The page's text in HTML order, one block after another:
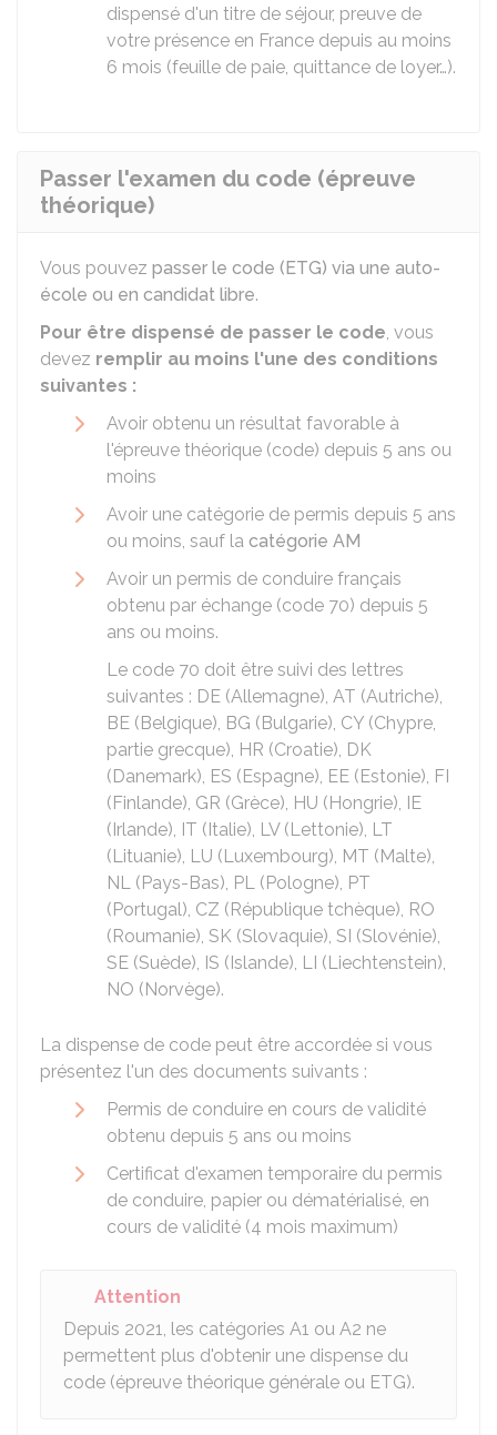
dispensé d'un titre de séjour, preuve de
votre présence en France depuis au moins
6 mois (feuille de paie, quittance de loyer…).
Passer l'examen du code (épreuve
théorique)
Vous pouvez passer le code (ETG) via une auto-
école ou en candidat libre.
Pour être dispensé de passer le code, vous
devez remplir au moins l'une des conditions
suivantes :
Avoir obtenu un résultat favorable à
l'épreuve théorique (code) depuis 5 ans ou
moins
Avoir une catégorie de permis depuis 5 ans
ou moins, sauf la catégorie AM
Avoir un permis de conduire français
obtenu par échange (code 70) depuis 5
ans ou moins.
Le code 70 doit être suivi des lettres
suivantes : DE (Allemagne), AT (Autriche),
BE (Belgique), BG (Bulgarie), CY (Chypre,
partie grecque), HR (Croatie), DK
(Danemark), ES (Espagne), EE (Estonie), FI
(Finlande), GR (Grèce), HU (Hongrie), IE
(Irlande), IT (Italie), LV (Lettonie), LT
(Lituanie), LU (Luxembourg), MT (Malte),
NL (Pays-Bas), PL (Pologne), PT
(Portugal), CZ (République tchèque), RO
(Roumanie), SK (Slovaquie), SI (Slovénie),
SE (Suède), IS (Islande), LI (Liechtenstein),
NO (Norvège).
La dispense de code peut être accordée si vous
présentez l'un des documents suivants :
Permis de conduire en cours de validité
obtenu depuis 5 ans ou moins
Certificat d'examen temporaire du permis
de conduire, papier ou dématérialisé, en
cours de validité (4 mois maximum)
Attention
Depuis 2021, les catégories A1 ou A2 ne
permettent plus d'obtenir une dispense du
code (épreuve théorique générale ou ETG).